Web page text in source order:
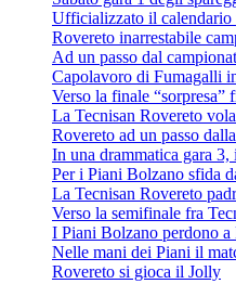
Ufficializzato il calendario
Rovereto inarrestabile
Ad un passo dal
Capolavoro di Fumagalli
Verso la finale “sorpresa”
La Tecnisan Rovereto
Rovereto ad un passo
In una drammatica gara
Per i Piani Bolzano sfida
La Tecnisan Rovereto
Verso la semifinale fra
I Piani Bolzano perdono a
Nelle mani dei Piani il
Rovereto si gioca il Jolly